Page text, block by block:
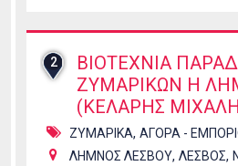
2
ΒΙΟΤΕΧΝΙΑ
ΖΥΜΑΡΙΚΩΝ Η
(ΚΕΛΑΡΗΣ
ΖΥΜΑΡΙΚΑ, ΑΓΟΡΑ -
ΛΗΜΝΟΣ ΛΕΣΒΟΥ, ΛΕΣΒΟΣ,